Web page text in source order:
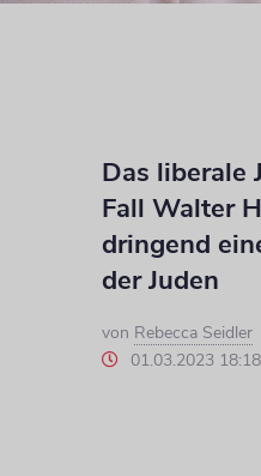
Das liberale
Fall Walter
dringend
der Juden
von Rebecca Seidler
01.03.2023